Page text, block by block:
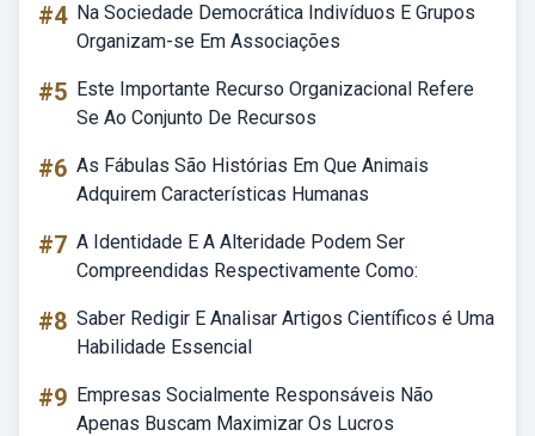
#4 Na Sociedade Democrática Indivíduos E Grupos
Organizam-se Em Associações
#5 Este Importante Recurso Organizacional Refere
Se Ao Conjunto De Recursos
#6 As Fábulas São Histórias Em Que Animais
Adquirem Características Humanas
#7 A Identidade E A Alteridade Podem Ser
Compreendidas Respectivamente Como:
#8 Saber Redigir E Analisar Artigos Científicos é Uma
Habilidade Essencial
#9 Empresas Socialmente Responsáveis Não
Apenas Buscam Maximizar Os Lucros